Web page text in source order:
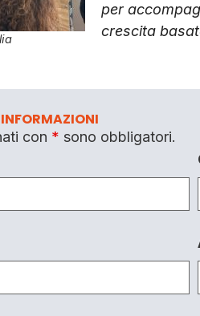
per
crescita
con * sono obbligatori.